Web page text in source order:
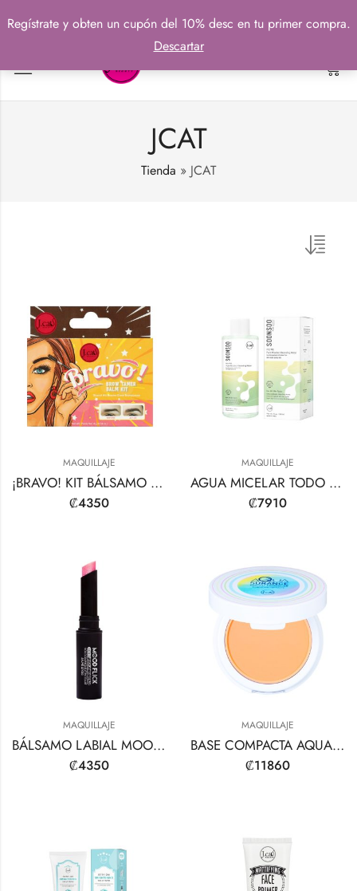
JCAT
Tienda » JCAT
MAQUILLAJE
¡BRAVO! KIT BÁLSAMO DOMADOR DE CEJAS
₡4350
MAQUILLAJE
AGUA MICELAR TODO TIPO DE PIEL
₡7910
MAQUILLAJE
BÁLSAMO LABIAL MOOD FLICK HOLO-SPARKLE
₡4350
MAQUILLAJE
BASE COMPACTA AQUASURANCE
₡11860
Regístrate y obten un cupón del 10% desc en tu primer compra.
Descartar